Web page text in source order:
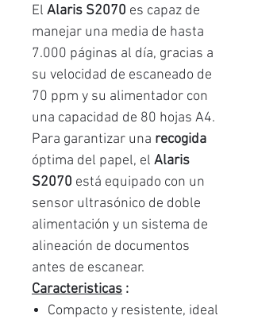
El Alaris S2070 es capaz de
manejar una media de hasta
7.000 páginas al día, gracias a
su velocidad de escaneado de
70 ppm y su alimentador con
una capacidad de 80 hojas A4.
Para garantizar una recogida
óptima del papel, el Alaris
S2070 está equipado con un
sensor ultrasónico de doble
alimentación y un sistema de
alineación de documentos
antes de escanear.
Caracteristicas :
Compacto y resistente, ideal